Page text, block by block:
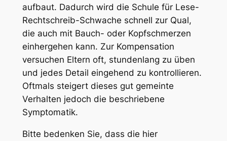
aufbaut. Dadurch wird die Schule für Lese-
Rechtschreib-Schwache schnell zur Qual,
die auch mit Bauch- oder Kopfschmerzen
einhergehen kann. Zur Kompensation
versuchen Eltern oft, stundenlang zu üben
und jedes Detail eingehend zu kontrollieren.
Oftmals steigert dieses gut gemeinte
Verhalten jedoch die beschriebene
Symptomatik.
Bitte bedenken Sie, dass die hier